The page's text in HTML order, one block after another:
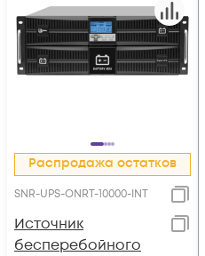
Распродажа остатков
SNR-UPS-ONRT-10000-INT
Источник
бесперебойного